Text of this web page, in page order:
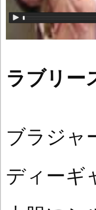
ラブリー
ブラジャ
ディーギ